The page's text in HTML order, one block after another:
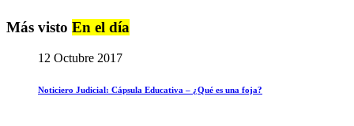
Más visto En el día
12 Octubre 2017
Noticiero Judicial: Cápsula Educativa – ¿Qué es una foja?